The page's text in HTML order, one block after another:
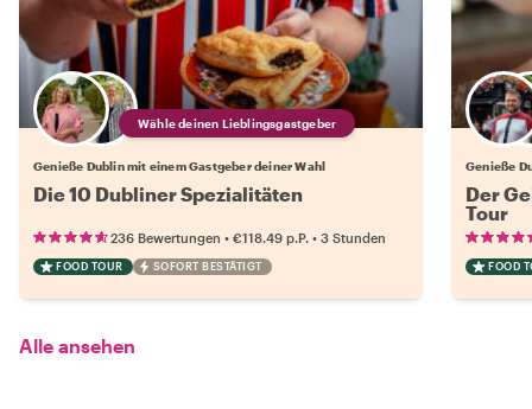
Wähle deinen Lieblingsgastgeber
Genieße Dublin mit einem Gastgeber deiner Wahl
Die 10 Dubliner Spezialitäten
236 Bewertungen • €118.49 p.P. • 3 Stunden
FOOD TOUR SOFORT BESTÄTIGT
Genieße
Der
Tour
FOOD
Alle ansehen